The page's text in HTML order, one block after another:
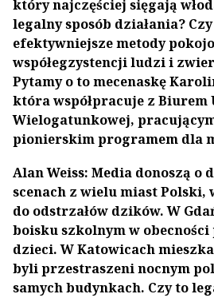
który najczęściej sięgają
legalny sposób działania?
efektywniejsze metody
współegzystencji ludzi i
Pytamy o to mecenaskę
która współpracuje z
Wielogatunkowej,
pionierskim programem dla
Alan Weiss: Media donoszą o
scenach z wielu miast
do odstrzałów dzików. W
boisku szkolnym w
dzieci. W Katowicach
byli przestraszeni nocnym
samych budynkach. Czy to